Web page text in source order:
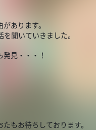
あります。
聞いていきました。
見・・・！
もお待ちしております。